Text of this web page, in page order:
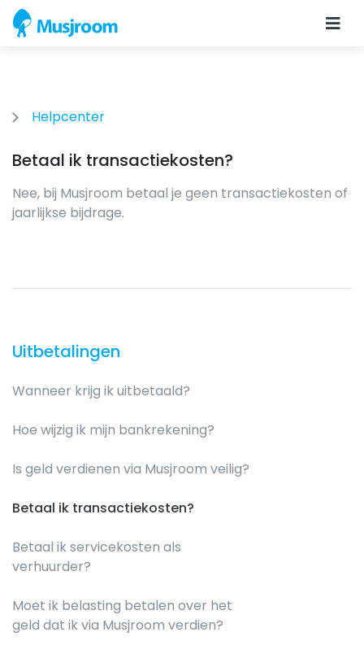
Helpcenter
Uitbetalingen
Wanneer krijg ik uitbetaald?
Hoe wijzig ik mijn bankrekening?
Is geld verdienen via Musjroom veilig?
Betaal ik transactiekosten?
Betaal ik servicekosten als
verhuurder?
Moet ik belasting betalen over het
geld dat ik via Musjroom verdien?
Betaal ik transactiekosten?
Nee, bij Musjroom betaal je geen transactiekosten of
jaarlijkse bijdrage.